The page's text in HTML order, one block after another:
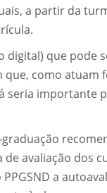
a partir da
digital) que pode
como atuam
seria importante
avaliação dos
a